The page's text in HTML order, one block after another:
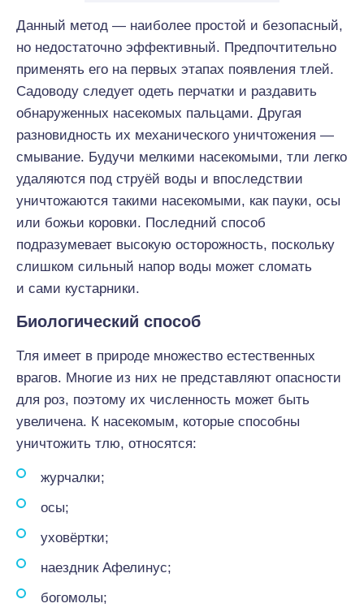
Данный метод — наиболее простой и безопасный,
но недостаточно эффективный. Предпочтительно
применять его на первых этапах появления тлей.
Садоводу следует одеть перчатки и раздавить
обнаруженных насекомых пальцами. Другая
разновидность их механического уничтожения —
смывание. Будучи мелкими насекомыми, тли легко
удаляются под струёй воды и впоследствии
уничтожаются такими насекомыми, как пауки, осы
или божьи коровки. Последний способ
подразумевает высокую осторожность, поскольку
слишком сильный напор воды может сломать
и сами кустарники.
Биологический способ
Тля имеет в природе множество естественных
врагов. Многие из них не представляют опасности
для роз, поэтому их численность может быть
увеличена. К насекомым, которые способны
уничтожить тлю, относятся:
журчалки;
осы;
уховёртки;
наездник Афелинус;
богомолы;